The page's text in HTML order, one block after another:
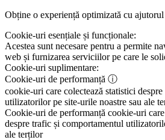
Obține o experiență optimizată cu
Cookie-uri esențiale și funcționale:
Acestea sunt necesare pentru a permite
web și furnizarea serviciilor pe care le
Cookie-uri suplimentare:
Cookie-uri de performanță ⓘ
cookie-uri care colectează statistici
utilizatorilor pe site-urile noastre sau ale
Cookie-uri de performanță cookie-uri
despre trafic și comportamentul
ale terților